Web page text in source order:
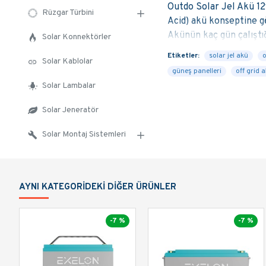
Rüzgar Türbini
Solar Konnektörler
Solar Kablolar
Solar Lambalar
Solar Jeneratör
Solar Montaj Sistemleri
Outdo Solar Jel Akü
Acid) akü konseptine
Akünün kaç gün
zamanında
ve Uluslararası CE
Etiketler: solar jel akü
güneş panelleri
off grid
AYNI KATEGORIDEKI DIĞER ÜRÜNLER
-7 % -7 %